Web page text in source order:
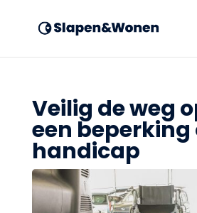
Veilig de weg
een beperking
handicap